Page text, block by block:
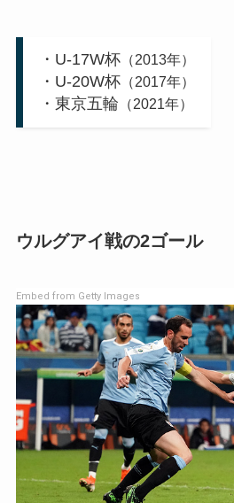
・U-17W杯（2013年）
・U-20W杯（2017年）
・東京五輪 （2021年）
ウルグアイ戦の2ゴール
Embed from Getty Images